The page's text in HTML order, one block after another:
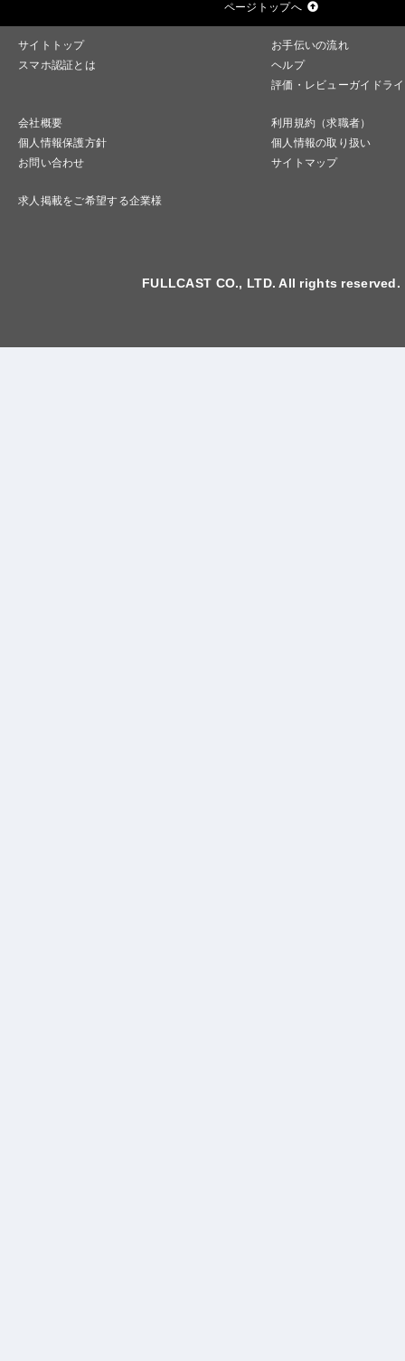
ページトップへ
サイトトップ
お手伝いの流れ
スマホ認証とは
ヘルプ
評価・レビューガイドラ
会社概要
利用規約（求職者）
個人情報保護方針
個人情報の取り扱い
お問い合わせ
サイトマップ
求人掲載をご希望する企業様
FULLCAST CO., LTD. All rights reserved.